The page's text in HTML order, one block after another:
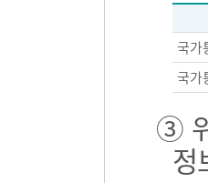
국가
국가
③
정